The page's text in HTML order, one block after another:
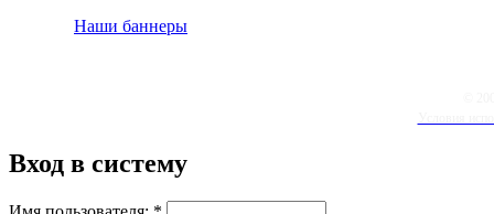
Наши баннеры
Вход в систему